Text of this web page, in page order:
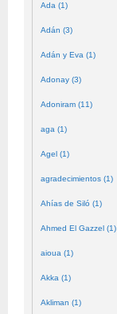
Ada (1)
Adán (3)
Adán y Eva (1)
Adonay (3)
Adoniram (11)
aga (1)
Agel (1)
agradecimientos (1)
Ahías de Siló (1)
Ahmed El Gazzel (1)
aioua (1)
Akka (1)
Akliman (1)